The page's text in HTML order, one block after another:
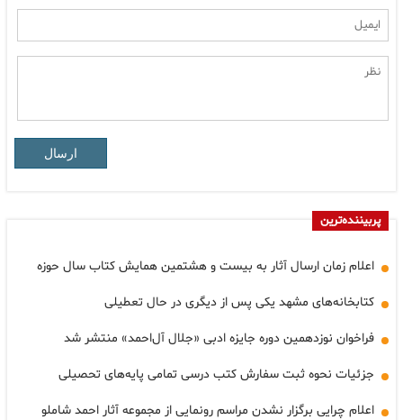
ارسال
پربیننده‌ترین
اعلام زمان ارسال آثار به بیست و هشتمین همایش کتاب سال حوزه
کتابخانه‌های مشهد یکی پس از دیگری در حال تعطیلی
فراخوان نوزدهمین دوره‌ جایزه‌ ادبی «جلال آل‌احمد» منتشر شد
جزئیات نحوه ثبت سفارش کتب درسی تمامی پایه‌های تحصیلی
اعلام چرایی برگزار نشدن مراسم رونمایی از مجموعه آثار احمد شاملو